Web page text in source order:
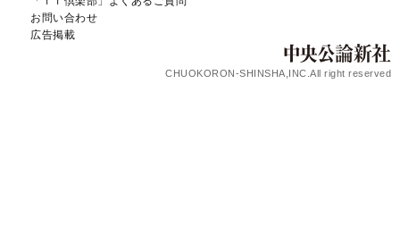
お問い合わせ
広告掲載
CHUOKORON-SHINSHA,INC.All right reserved